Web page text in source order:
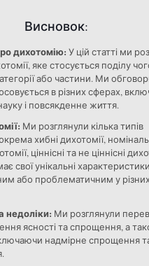
Висновок:
дихотомію: У цій статті ми
яке стосується поділу
або частини. Ми
в різних сферах,
і повсякденне життя.
Ми розглянули кілька типів
хибні дихотомії,
ціннісні та не ціннісні
свої унікальні
або проблематичним у різних
недоліки: Ми розглянули
ясності та спрощення, а
надмірне спрощення